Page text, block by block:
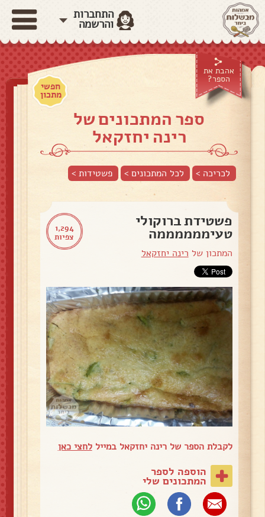
התחברות
והרשמה
אהבת את
הספר?
חפשי
מתכון
ספר המתכונים של
רינה יחזקאל
לכריכה > לכל המתכונים > פשטידות>
1,294
צפיות
פשטידת ברוקולי
טעיממממממה
המתכון של רינה יחזקאל
לקבלת הספר של רינה יחזקאל במייללחצי כאן
הוספה לספר
המתכונים שלי